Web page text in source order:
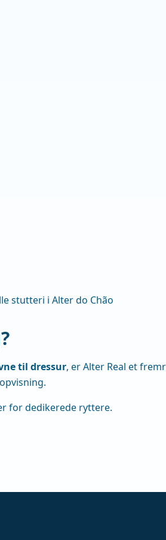
stutteri i Alter do Chão
til dressur, er Alter Real et
for dedikerede ryttere.